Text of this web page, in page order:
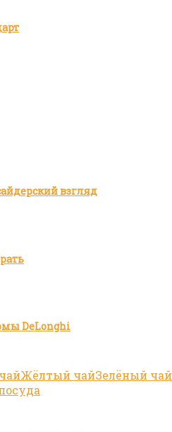
взгляд
DeLonghi
Жёлтый чайЗелёный чай